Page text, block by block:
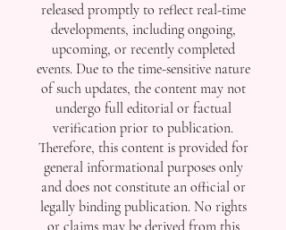
released promptly to reflect real-time
developments, including ongoing,
upcoming, or recently completed
events. Due to the time-sensitive nature
of such updates, the content may not
undergo full editorial or factual
verification prior to publication.
Therefore, this content is provided for
general informational purposes only
and does not constitute an official or
legally binding publication. No rights
or claims may be derived from this